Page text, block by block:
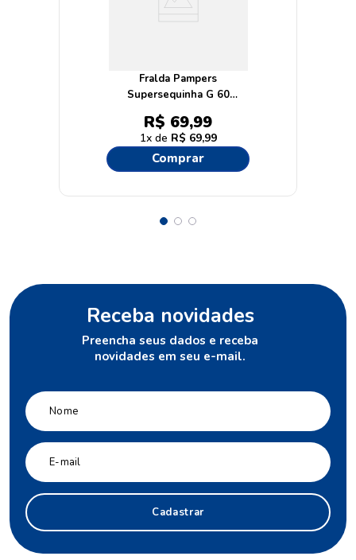
Fralda Pampers
Supersequinha G 60
Unidades
R$ 69,99
1 R$ 69,99
Comprar
Receba novidades
Preencha seus dados e receba
novidades em seu e-mail.
Cadastrar